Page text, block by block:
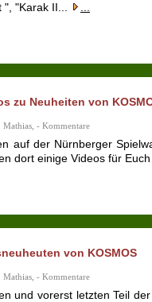
", "Karak II...
zu Neuheiten von
- Kommentare
auf der Nürnberger
dort einige Videos für Euch
von KOSMOS
- Kommentare
und vorerst letzten Teil